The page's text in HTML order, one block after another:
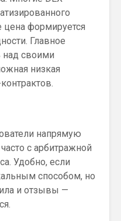
цена формируется
Главное
над своими
низкая
напрямую
с арбитражной
Удобно, если
способом, но
и отзывы —